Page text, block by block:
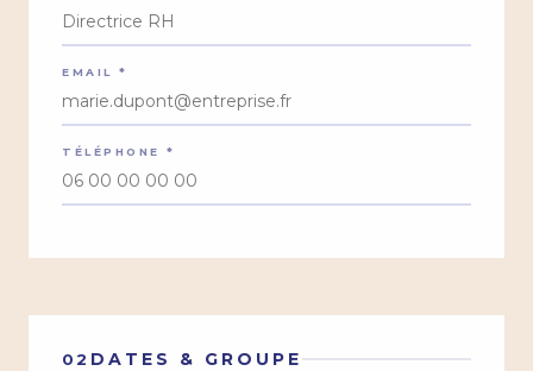
EMAIL *
TÉLÉPHONE *
02 DATES & GROUPE